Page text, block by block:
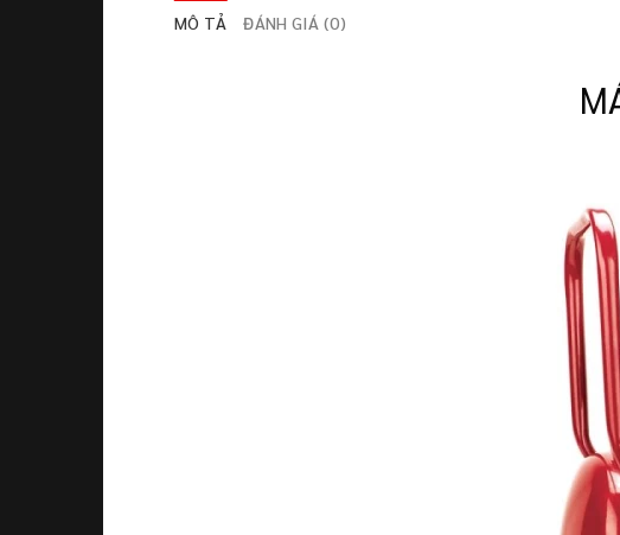
MÔ TẢ ĐÁNH GIÁ (0)